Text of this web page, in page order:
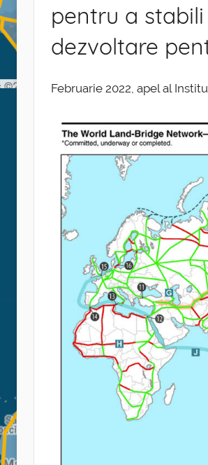
pentru a
dezvoltare
Februarie 2022, apel al